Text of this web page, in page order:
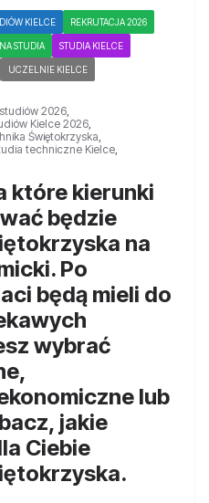
KIELCE REKRUTACJA 2026
STUDIA STUDIA KIELCE
UCZELNIE KIELCE
2026,
Kielce 2026,
Świętokrzyska,
techniczne Kielce,
które kierunki
będzie
na
Po
będą mieli do
wybrać
lub
jakie
Ciebie